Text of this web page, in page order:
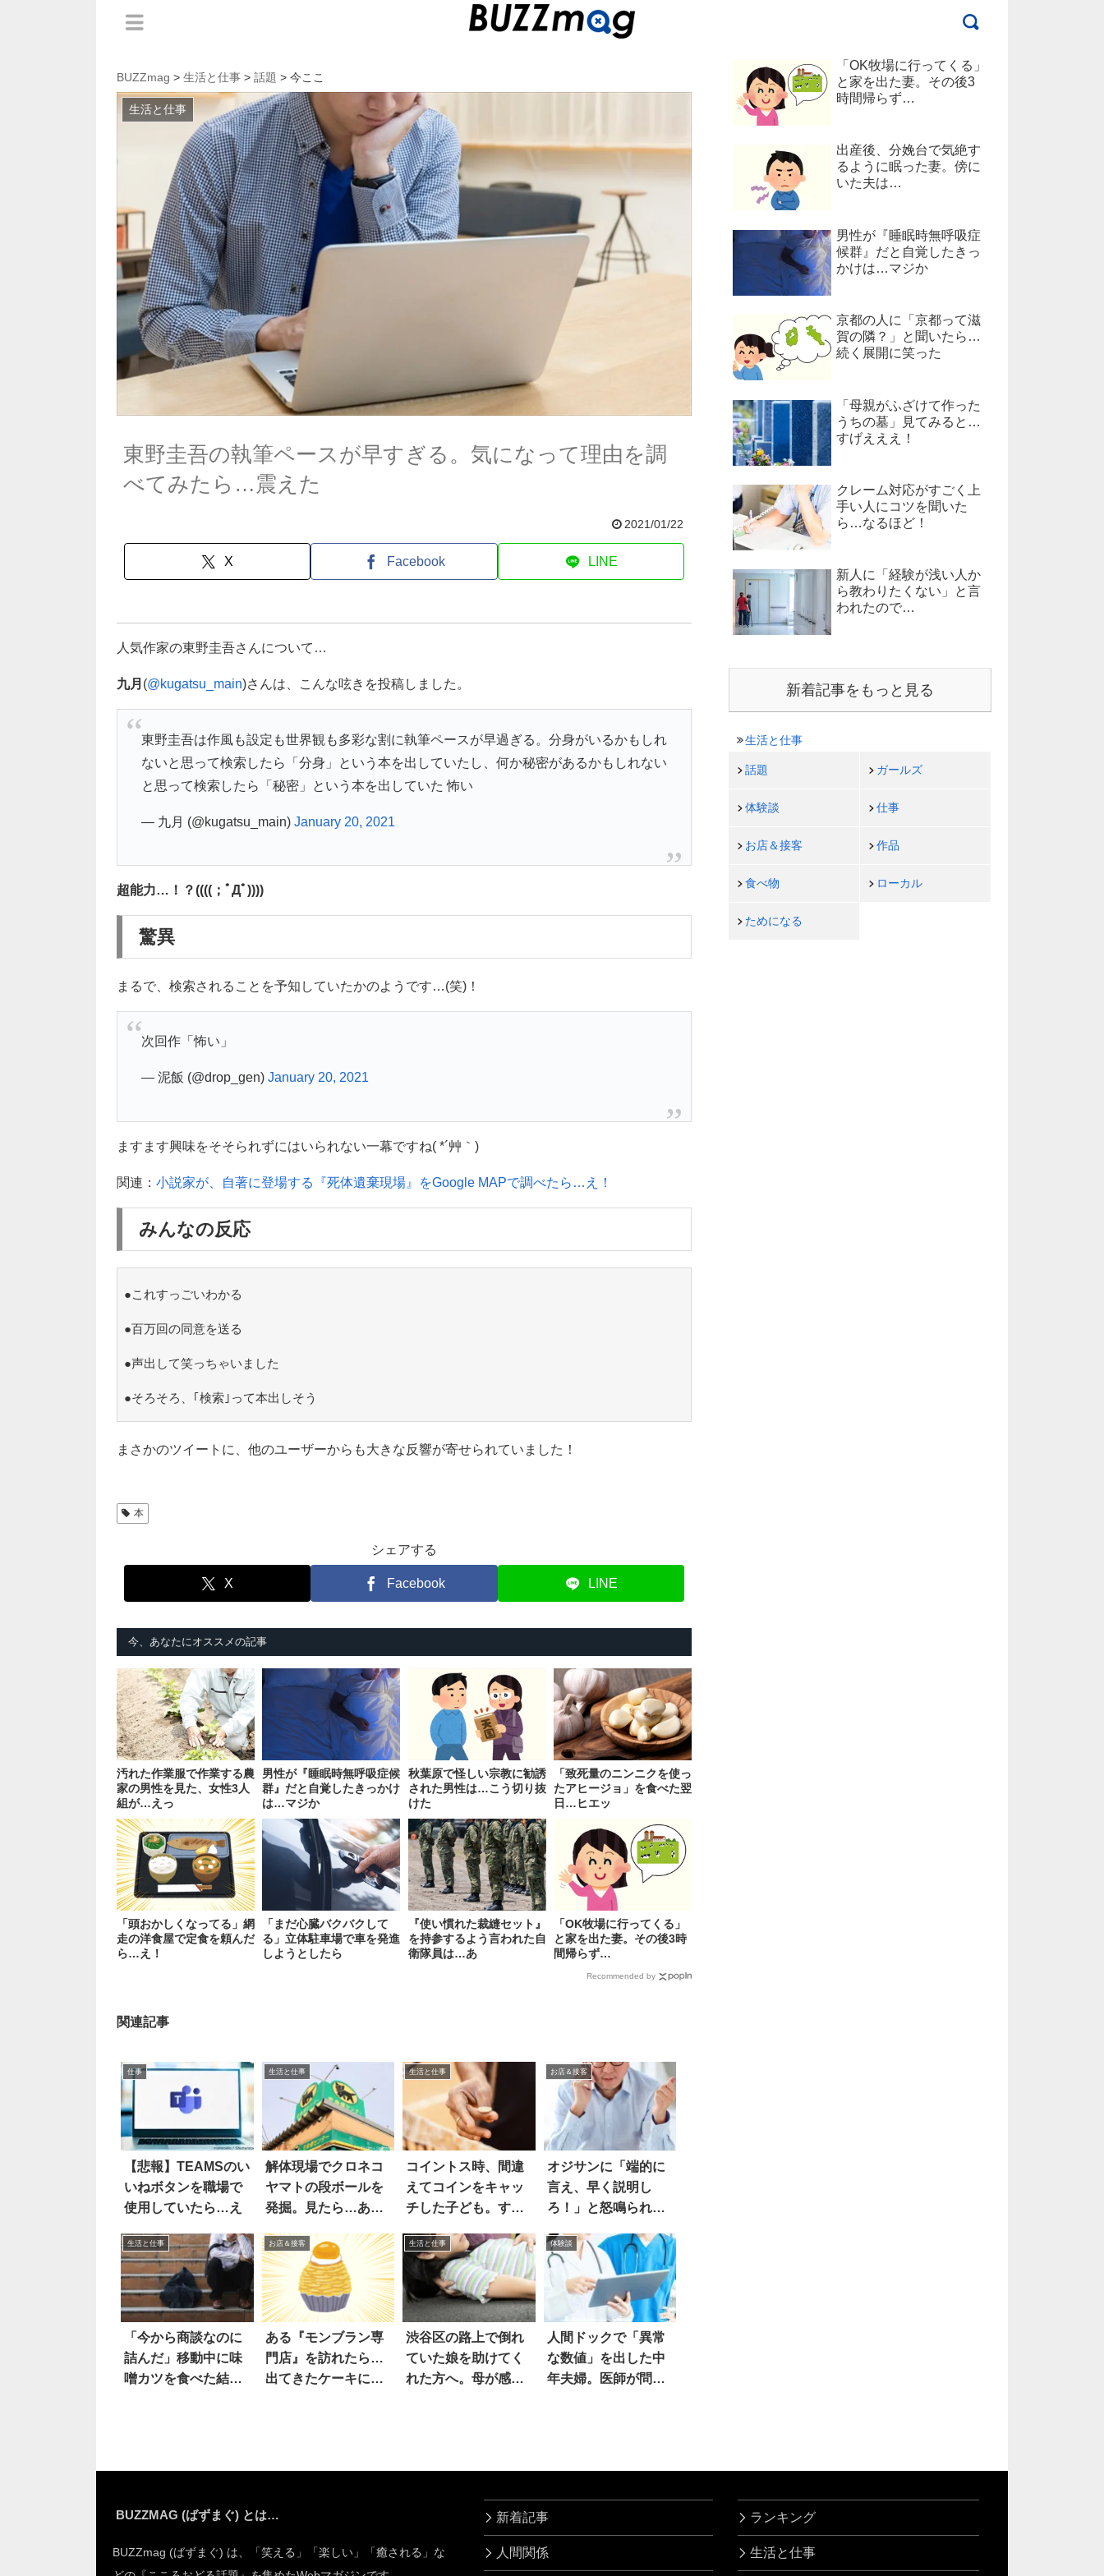
BUZZmag > 生活と仕事 > 話題 > 今ここ
生活と仕事
東野圭吾の執筆ペースが早すぎる。気になって理由を調
べてみたら…震えた
2021/01/22
X Facebook LINE
人気作家の東野圭吾さんについて…
九月 (@kugatsu_main)さんは、こんな呟きを投稿しました。
東野圭吾は作風も設定も世界観も多彩な割に執筆ペースが早過ぎる。分身がいるかもしれ
ないと思って検索したら「分身」という本を出していたし、何か秘密があるかもしれない
と思って検索したら「秘密」という本を出していた 怖い
— 九月 (@kugatsu_main) January 20, 2021
超能力…！？((((；ﾟДﾟ))))
驚異
まるで、検索されることを予知していたかのようです…(笑)！
次回作「怖い」
— 泥飯 (@drop_gen) January 20, 2021
ますます興味をそそられずにはいられない一幕ですね( *´艸｀)
関連： 小説家が、自著に登場する『死体遺棄現場』をGoogle MAPで調べたら…え！
みんなの反応
●これすっごいわかる
●百万回の同意を送る
●声出して笑っちゃいました
●そろそろ、｢検索｣って本出しそう
まさかのツイートに、他のユーザーからも大きな反響が寄せられていました！
本
シェアする
X Facebook LINE
今、あなたにオススメの記事
汚れた作業服で作業する農
家の男性を見た、女性3人
組が…えっ
男性が『睡眠時無呼吸症候
群』だと自覚したきっかけ
は…マジか
秋葉原で怪しい宗教に勧誘
された男性は…こう切り抜
けた
「致死量のニンニクを使っ
たアヒージョ」を食べた翌
日…ヒエッ
「頭おかしくなってる」網
走の洋食屋で定食を頼んだ
ら…え！
「まだ心臓バクバクして
る」立体駐車場で車を発進
しようとしたら
『使い慣れた裁縫セット』
を持参するよう言われた自
衛隊員は…あ
「OK牧場に行ってくる」
と家を出た妻。その後3時
間帰らず…
Recommended by
関連記事
仕事
【悲報】TEAMSのい
いねボタンを職場で
使用していたら…え
生活と仕事
解体現場でクロネコ
ヤマトの段ボールを
発掘。見たら…あ
生活と仕事
コイントス時、間違
えてコインをキャッ
チした子ども。する
お店＆接客
オジサンに「端的に
言え、早く説明し
ろ！」と怒鳴られた
生活と仕事
「今から商談なのに
詰んだ」移動中に味
噌カツを食べた結
お店＆接客
ある『モンブラン専
門店』を訪れたら…
出てきたケーキに驚
生活と仕事
渋谷区の路上で倒れ
ていた娘を助けてく
れた方へ。母が感謝
体験談
人間ドックで「異常
な数値」を出した中
年夫婦。医師が問い
「OK牧場に行ってくる」
と家を出た妻。その後3
時間帰らず…
出産後、分娩台で気絶す
るように眠った妻。傍に
いた夫は…
男性が『睡眠時無呼吸症
候群』だと自覚したきっ
かけは…マジか
京都の人に「京都って滋
賀の隣？」と聞いたら…
続く展開に笑った
「母親がふざけて作った
うちの墓」見てみると…
すげえええ！
クレーム対応がすごく上
手い人にコツを聞いた
ら…なるほど！
新人に「経験が浅い人か
ら教わりたくない」と言
われたので…
新着記事をもっと見る
生活と仕事
話題 ガールズ
体験談 仕事
お店＆接客 作品
食べ物 ローカル
ためになる
BUZZMAG (ばずまぐ) とは…
BUZZmag (ばずまぐ) は、「笑える」「楽しい」「癒される」な
新着記事
人間関係
ランキング
生活と仕事